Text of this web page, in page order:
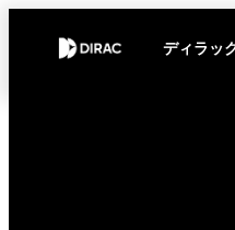
ディラッ